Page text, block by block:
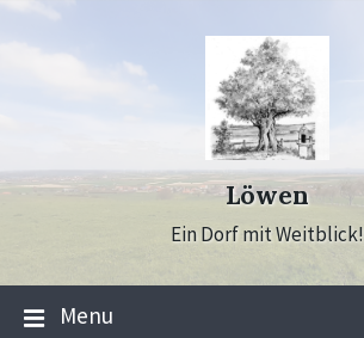
Skip
content
Skip
main
Skip
footer
Löwen
Ein Dorf mit Weitblick!
Menu